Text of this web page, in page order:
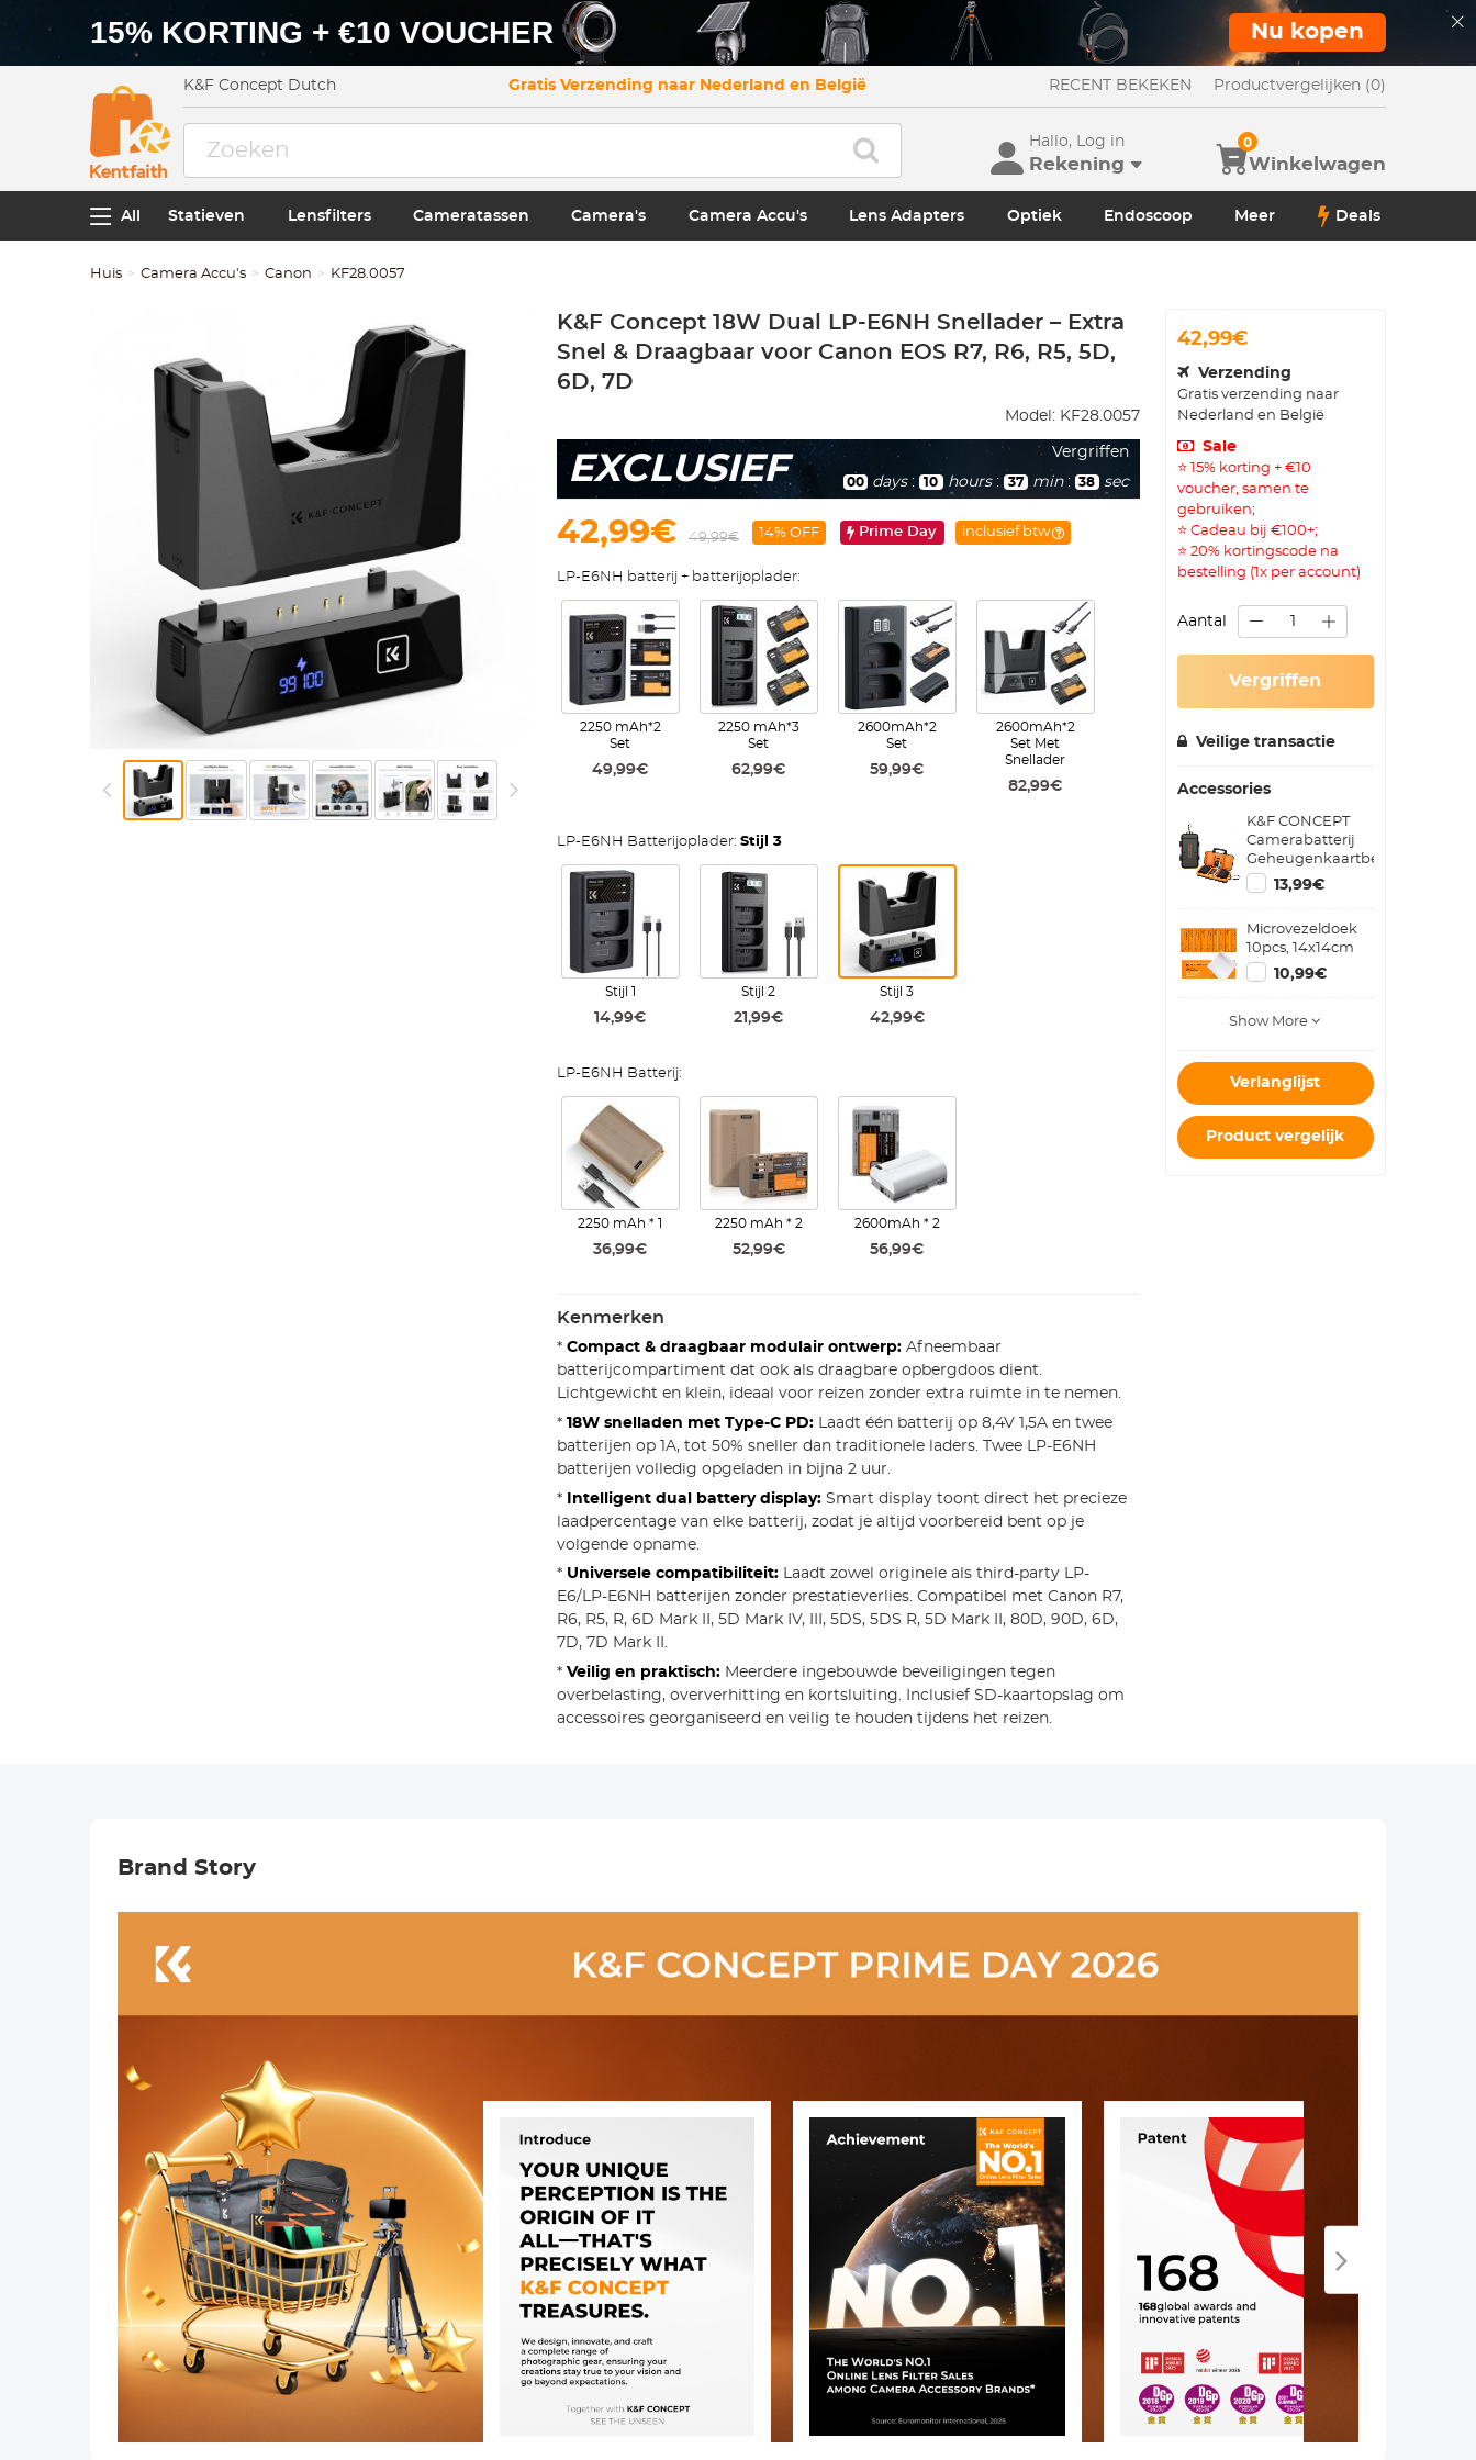
15% KORTING + €10 VOUCHER Nu kopen
K&F Concept Dutch Gratis Verzending naar Nederland en België RECENT BEKEKEN Productvergelijken (0)
Hallo, Log in
Rekening Winkelwagen
0
All Statieven Lensfilters Cameratassen Camera's Camera Accu's Lens Adapters Optiek Endoscoop Meer Deals
Huis Camera Accu's Canon KF28.0057
K&F Concept 18W Dual LP-E6NH Snellader – Extra
Snel & Draagbaar voor Canon EOS R7, R6, R5, 5D,
6D, 7D
Model: KF28.0057
EXCLUSIEF Vergriffen
00 days : 10 hours : 37 min : 36 sec
42,99€ 49,99€ 14% OFF Prime Day inclusief btw
LP-E6NH batterij + batterijoplader:
2250 mAh*2
Set
49,99€
2250 mAh*3
Set
62,99€
2600mAh*2
Set
59,99€
2600mAh*2
Set Met
Snellader
82,99€
LP-E6NH Batterijoplader: Stijl 3
Stijl 1
14,99€
Stijl 2
21,99€
Stijl 3
42,99€
LP-E6NH Batterij:
2250 mAh * 1
36,99€
2250 mAh * 2
52,99€
2600mAh * 2
56,99€
Kenmerken
* Compact & draagbaar modulair ontwerp:Afneembaar
batterijcompartiment dat ook als draagbare opbergdoos dient.
Lichtgewicht en klein, ideaal voor reizen zonder extra ruimte in te nemen.
* 18W snelladen met Type-C PD:Laadt één batterij op 8,4V 1,5A en twee
batterijen op 1A, tot 50% sneller dan traditionele laders. Twee LP-E6NH
batterijen volledig opgeladen in bijna 2 uur.
*
Intelligent dual battery display:Smart display toont direct het precieze
laadpercentage van elke batterij, zodat je altijd voorbereid bent op je
volgende opname.
* Universele compatibiliteit:Laadt zowel originele als third-party LP-
E6/LP-E6NH batterijen zonder prestatieverlies. Compatibel met Canon R7,
R6, R5, R, 6D Mark II, 5D Mark IV, III, 5DS, 5DS R, 5D Mark II, 80D, 90D, 6D,
7D, 7D Mark II.
* Veilig en praktisch:Meerdere ingebouwde beveiligingen tegen
overbelasting, oververhitting en kortsluiting. Inclusief SD-kaartopslag om
accessoires georganiseerd en veilig te houden tijdens het reizen.
42,99€
Verzending
Gratis verzending naar
Nederland en België
Sale
⭐ 15% korting + €10
voucher, samen te
gebruiken;
⭐ Cadeau bij €100+;
⭐ 20% kortingscode na
bestelling (1x per account)
Aantal
Vergriffen
Veilige transactie
Accessories
K&F CONCEPT
Camerabatterij
Geheugenkaartbehuizing
Professioneel
Waterdicht en
met Kaartsleuf
voor Zakopslag
Biedt Plaats aan 2
Batterijen, 2 CF
4 SD Kaarten en
6 TF Kaarten.
13,99€
Microvezeldoek
10pcs, 14x14cm
10,99€
Show More
Verlanglijst
Product vergelijk
Brand Story